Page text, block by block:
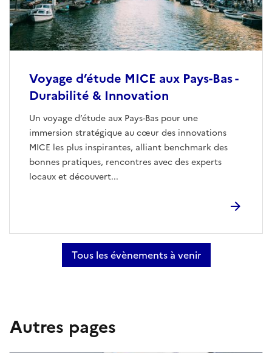
Voyage d’étude MICE aux Pays-Bas -
Durabilité & Innovation
Un voyage d’étude aux Pays-Bas pour une
immersion stratégique au cœur des innovations
MICE les plus inspirantes, alliant benchmark des
bonnes pratiques, rencontres avec des experts
locaux et découvert...
Tous les évènements à venir
Autres pages